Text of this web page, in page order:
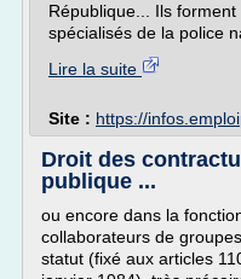
République... Ils
spécialisés de la police
Lire la suite
Site : https://
Droit des
publique ...
ou encore dans la
collaborateurs de
statut (fixé aux articles